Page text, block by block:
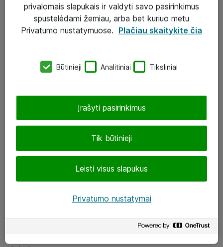
Atea ekspertų patarimai verslui
eShop@atea.lt
LinkedIn
privalomais slapukais ir valdyti savo pasirinkimus
spustelėdami žemiau, arba bet kuriuo metu
Privatumo nustatymuose. Plačiau skaitykite čia
Būtinieji Analitiniai Tiksliniai
Tik būtinieji
Leisti visus slapukus
Įrašyti pasirinkimus
Privatumo nustatymai